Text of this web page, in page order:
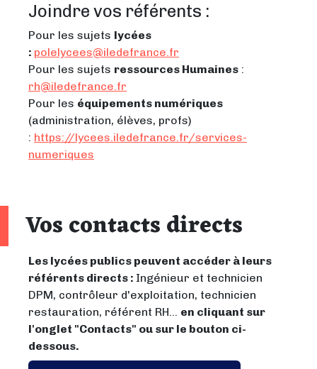
Joindre vos référents :
Pour les sujets lycées
: polelycees@iledefrance.fr
Pour les sujets ressources Humaines :
rh@iledefrance.fr
Pour les équipements numériques
(administration, élèves, profs)
: https://lycees.iledefrance.fr/services-
numeriques
Vos contacts directs
Les lycées publics peuvent accéder à leurs
référents directs : Ingénieur et technicien
DPM, contrôleur d'exploitation, technicien
restauration, référent RH... en cliquant sur
l'onglet "Contacts" ou sur le bouton ci-
dessous.